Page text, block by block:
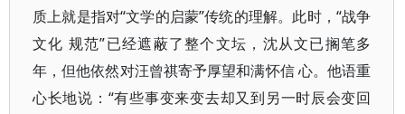
质上就是指对“文学的启蒙”传统的理解。此时，“战争
文化 规范”已经遮蔽了整个文坛，沈从文已搁笔多
年，但他依然对汪曾祺寄予厚望和满怀信 心。他语重
心长地说：“有些事变来变去却又到另一时辰会变回